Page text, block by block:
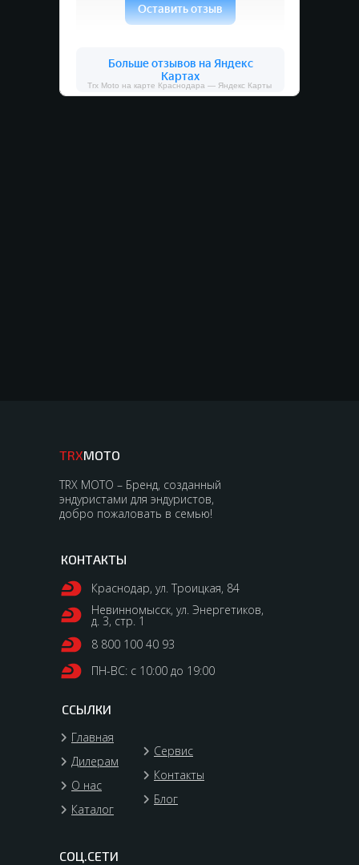
Trx Moto на карте Краснодара — Яндекс Карты
Краснодар, ул. Троицкая, 84
Невинномысск, ул. Энергетиков,
д. 3, стр. 1
8 800 100 40 93
ПН-ВС: с 10:00 до 19:00
КОНТАКТЫ
TRXMOTO
Главная
Дилерам
О нас
Блог
Контакты
Сервис
Каталог
ССЫЛКИ
СОЦ.СЕТИ
TRX MOTO – Бренд, созданный
эндуристами для эндуристов,
добро пожаловать в семью!